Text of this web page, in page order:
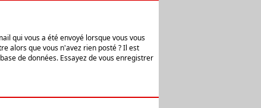
qui vous a été envoyé lorsque vous vous
alors que vous n'avez rien posté ? Il est
de données. Essayez de vous enregistrer